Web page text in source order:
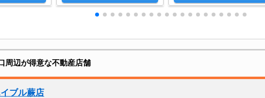
周辺が得意な不動産店舗
ブル蕨店